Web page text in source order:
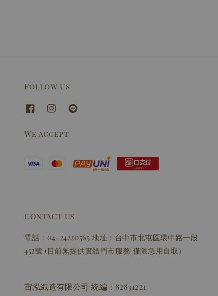
Follow us
We accept
CONTACT US
電話：04-24220565 地址：台中市北屯區環中路一段
452號 (目前無提供實體門市服務 僅限急用自取）
宙泓織造有限公司 統編：82831221